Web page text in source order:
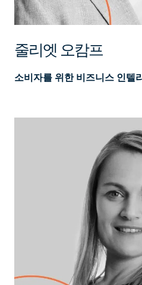
줄리엣 오캄프
소비자를 위한 비즈니스 인텔